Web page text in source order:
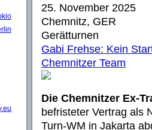
25. November 2025
Chemnitz, GER
Gerätturnen
Gabi Frehse: Kein
Chemnitzer Team
Die Chemnitzer Ex-
befristeter Vertrag als
Turn-WM in Jakarta